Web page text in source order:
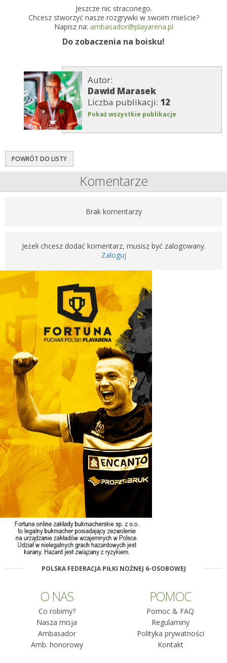
Jeszcze nic straconego.
Chcesz stworzyć nasze rozgrywki w swoim mieście?
Napisz na: ambasador@playarena.pl
Do zobaczenia na boisku!
Autor:
Dawid Marasek
Liczba publikacji: 12
Pokaż wszystkie publikacje
POWRÓT DO LISTY
Komentarze
Brak komentarzy
Jeżeli chcesz dodać komentarz, musisz być zalogowany.
Zaloguj
POLSKA FEDERACJA PIŁKI NOŻNEJ 6-OSOBOWEJ
O NAS
Co robimy?
Nasza misja
Ambasador
Amb. honorowy
POMOC
Pomoc & FAQ
Regulaminy
Polityka prywatności
Kontakt